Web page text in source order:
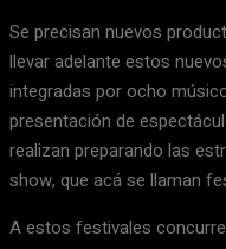
Se precisan nuevos
llevar adelante estos
integradas por ocho
presentación de
realizan preparando las
show, que acá se llaman
A estos festivales